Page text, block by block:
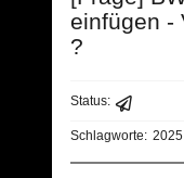
einfügen -
?
Status:
Schlagworte: 2025